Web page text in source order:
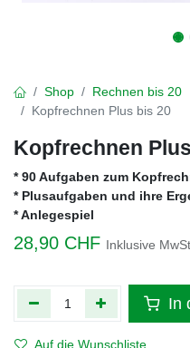
Shop
Rechnen bis 20
Kopfrechnen Plus bis 20
Kopfrechnen
* 90 Aufgaben zum
* Plusaufgaben und ihre
* Anlegespiel
28,90 CHF Inklusive MwSt.
In
Auf die Wunschliste